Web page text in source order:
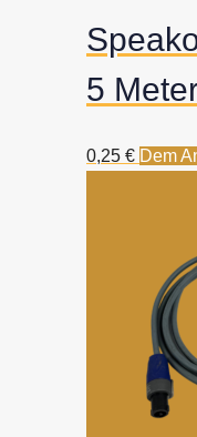
5
0,25 € Dem